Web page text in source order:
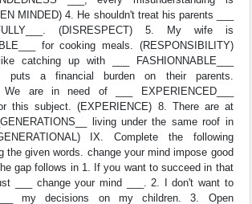
MINDED) 4. He shouldn't treat his parents ___
(DISRESPECT) 5. My wife is
for cooking meals. (RESPONSIBILITY)
catching up with ___ FASHIONNABLE___
puts a financial burden on their parents.
We are in need of ___ EXPERIENCED___
this subject. (EXPERIENCE) 8. There are at
living under the same roof in
IX. Complete the following
the given words. change your mind impose good
gap follows in 1. If you want to succeed in that
___ change your mind ___. 2. I don't want to
my decisions on my children. 3. Open